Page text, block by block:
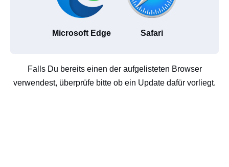
Microsoft Edge Safari
Falls Du bereits einen der aufgelisteten Browser
verwendest, überprüfe bitte ob ein Update dafür vorliegt.